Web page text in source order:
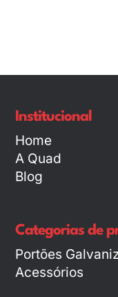
Institucional
Home
A Quad
Blog
Categorias de
Portões
Acessórios